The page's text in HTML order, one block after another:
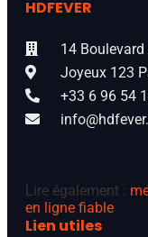
HDFEVER
14
Joyeux 123
+33 6 96 54
Lire également :
en ligne fiable
Lien utiles